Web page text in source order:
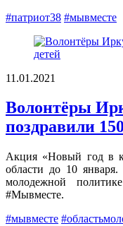
#патриот38 #мывместе
11.01.2021
Волонтёры
поздравили
Акция «Новый год в
области до 10
молодежной
#Мывместе.
#мывместе